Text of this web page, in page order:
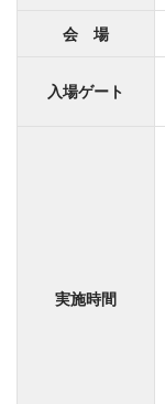
会 場
入場ゲート
実施時間